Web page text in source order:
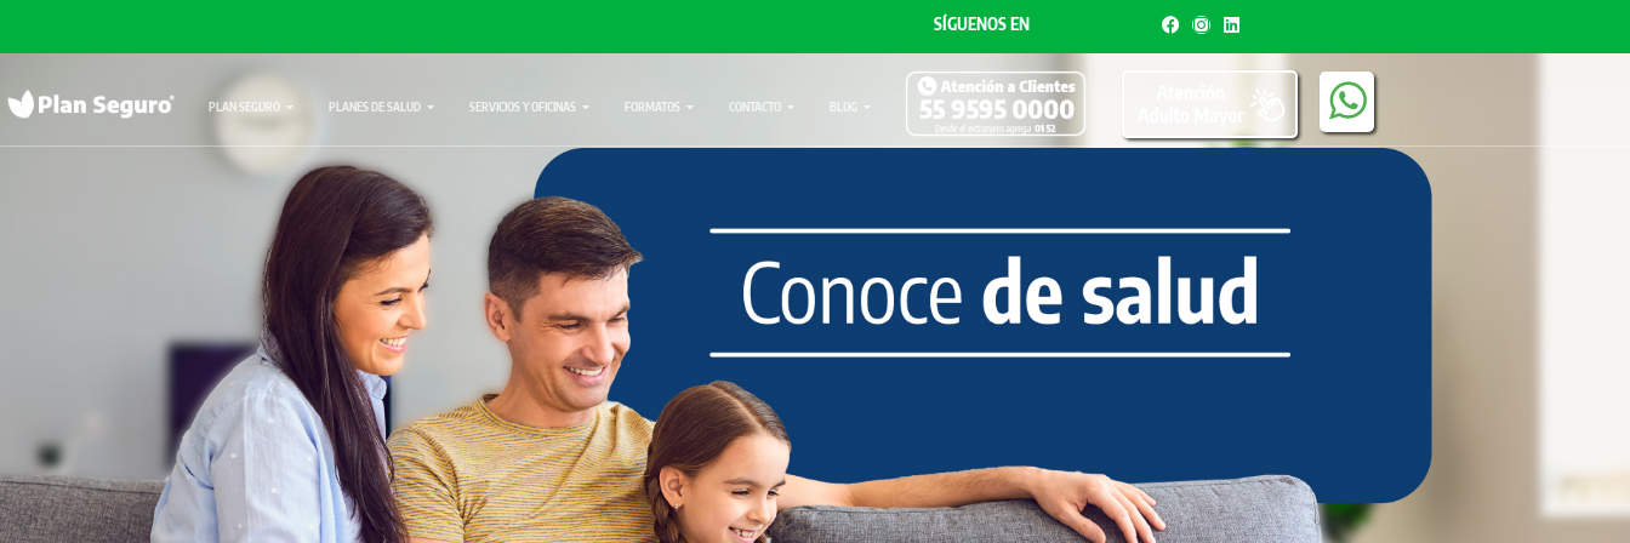
SÍGUENOS EN
PLAN SEGURO PLANES DE SALUD SERVICIOS Y OFICINAS FORMATOS CONTACTO BLOG